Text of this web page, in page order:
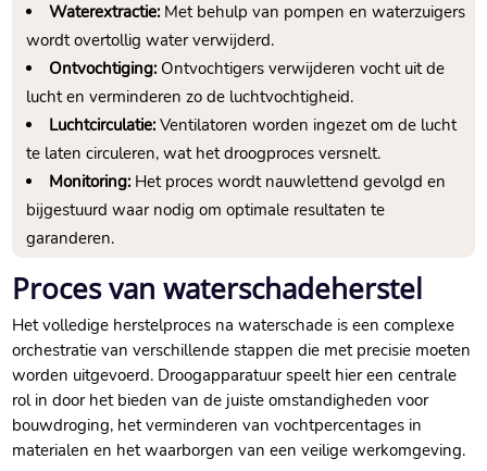
Waterextractie:Met behulp van pompen en waterzuigers
wordt overtollig water verwijderd.​
Ontvochtiging:Ontvochtigers verwijderen vocht uit de
lucht en verminderen zo de luchtvochtigheid.​
Luchtcirculatie:Ventilatoren worden ingezet om de lucht
te laten circuleren, wat het droogproces versnelt.​
Monitoring:Het proces wordt nauwlettend gevolgd en
bijgestuurd waar nodig om optimale resultaten te
garanderen.​
Proces van waterschadeherstel
Het volledige herstelproces na waterschade is een complexe
orchestratie van verschillende stappen die met precisie moeten
worden uitgevoerd.​ Droogapparatuur speelt hier een centrale
rol in door het bieden van de juiste omstandigheden voor
bouwdroging, het verminderen van vochtpercentages in
materialen en het waarborgen van een veilige werkomgeving.​